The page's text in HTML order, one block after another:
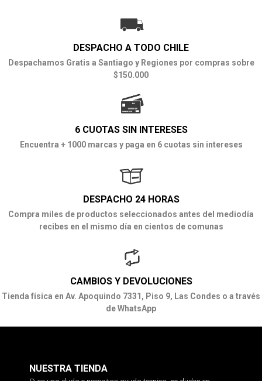
DESPACHO A TODO CHILE
Despachamos Gratis a Santiago y Regiones por compras sobre
$150.000
6 CUOTAS SIN INTERESES
Encuentra + 1000 marcas y paga en 6 cuotas sin intereses
DESPACHO 24 HORAS
Compra miles de productos seleccionados antes del mediodía
recibes en el mismo día en cientos de comunas
CAMBIOS Y DEVOLUCIONES
Tienda física en Av. Apoquindo 7331, Piso 9, Las Condes o a través
de WhatsApp
NUESTRA TIENDA